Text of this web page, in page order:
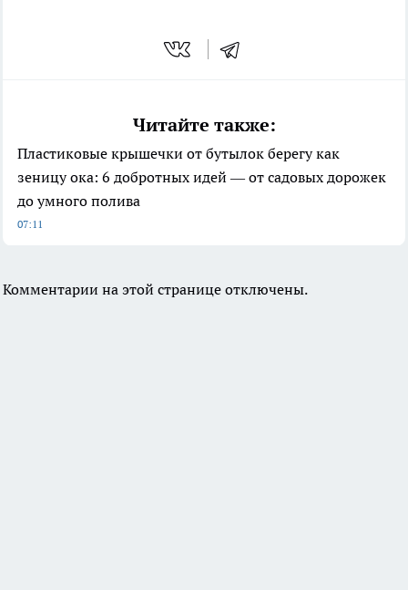
Читайте также:
Пластиковые крышечки от бутылок берегу как
зеницу ока: 6 добротных идей — от садовых дорожек
до умного полива
07:11
Комментарии на этой странице отключены.